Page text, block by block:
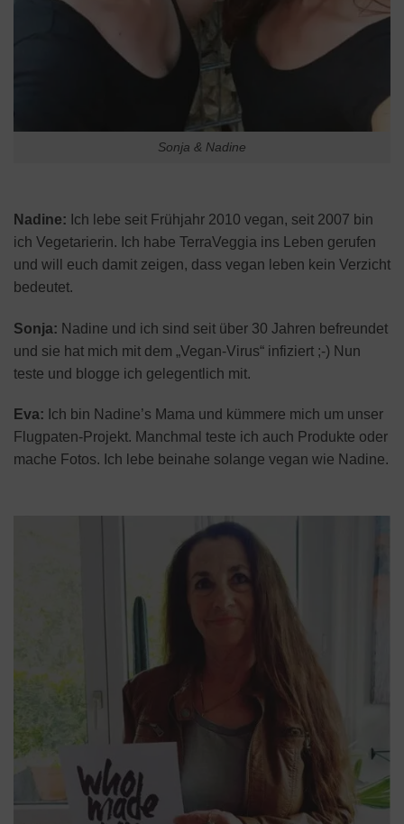
Sonja & Nadine
Nadine: Ich lebe seit Frühjahr 2010 vegan, seit 2007 bin
ich Vegetarierin. Ich habe TerraVeggia ins Leben gerufen
und will euch damit zeigen, dass vegan leben kein Verzicht
bedeutet.
Sonja: Nadine und ich sind seit über 30 Jahren befreundet
und sie hat mich mit dem „Vegan-Virus“ infiziert ;-) Nun
teste und blogge ich gelegentlich mit.
Eva: Ich bin Nadine’s Mama und kümmere mich um unser
Flugpaten-Projekt. Manchmal teste ich auch Produkte oder
mache Fotos. Ich lebe beinahe solange vegan wie Nadine.